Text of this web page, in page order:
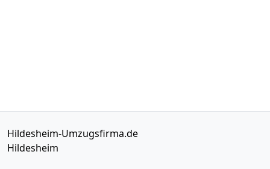
Hildesheim-Umzugsfirma.de
Hildesheim